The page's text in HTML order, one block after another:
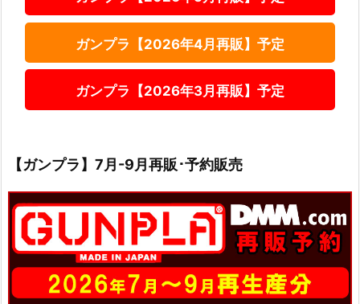
ガンプラ【2026年4月再販】予定
ガンプラ【2026年3月再販】予定
【ガンプラ】7月-9月再販･予約販売